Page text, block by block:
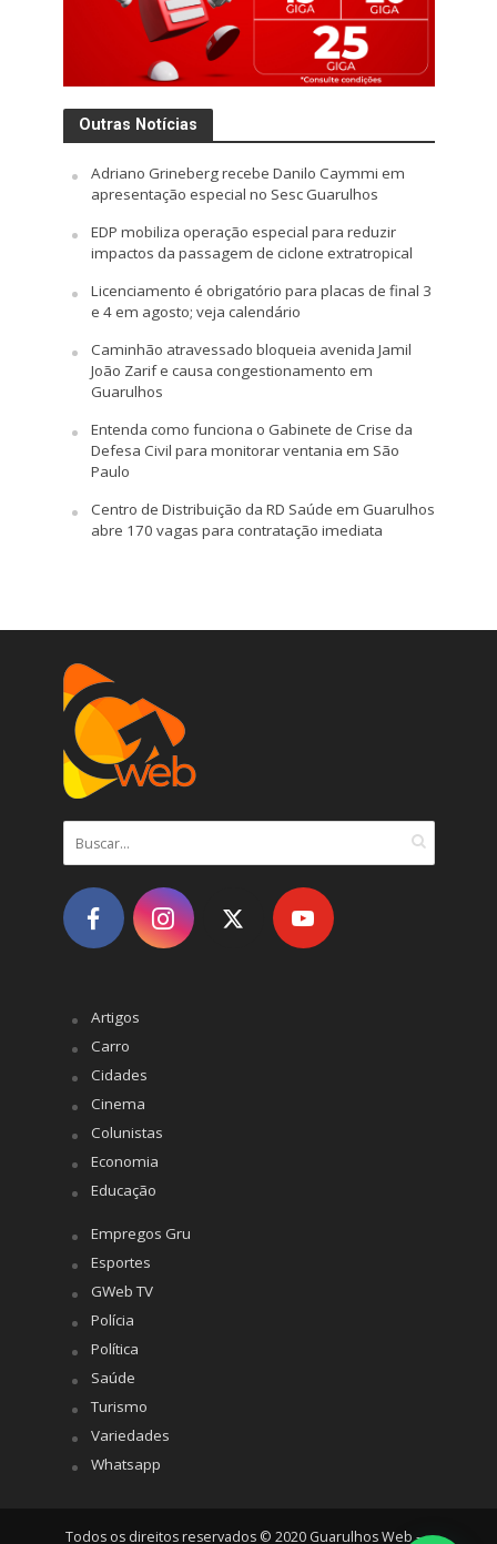
Outras Notícias
Adriano Grineberg recebe Danilo Caymmi em
apresentação especial no Sesc Guarulhos
EDP mobiliza operação especial para reduzir
impactos da passagem de ciclone extratropical
Licenciamento é obrigatório para placas de final 3
e 4 em agosto; veja calendário
Caminhão atravessado bloqueia avenida Jamil
João Zarif e causa congestionamento em
Guarulhos
Entenda como funciona o Gabinete de Crise da
Defesa Civil para monitorar ventania em São
Paulo
Centro de Distribuição da RD Saúde em Guarulhos
abre 170 vagas para contratação imediata
Artigos
Carro
Cidades
Cinema
Colunistas
Economia
Educação
Empregos Gru
Esportes
GWeb TV
Polícia
Política
Saúde
Turismo
Variedades
Whatsapp
Todos os direitos reservados © 2020 Guarulhos Web -